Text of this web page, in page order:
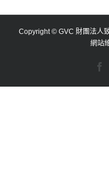
Copyright © GVC 財團法
網站